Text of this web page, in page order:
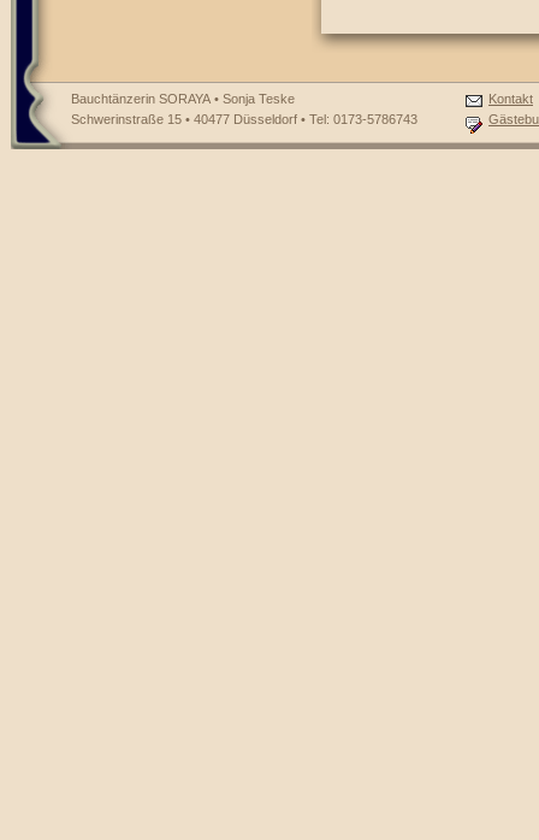
Bauchtänzerin SORAYA • Sonja Teske
Schwerinstraße 15 • 40477 Düsseldorf • Tel: 0173-5786743
Kontakt